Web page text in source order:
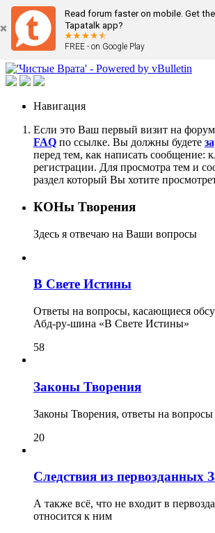
Read forum faster on mobile. Get
Tapatalk app?
FREE - on Google Play
Навигация
Если это Ваш первый визит на
FAQ по ссылке. Вы должны будете
перед тем, как написать сообщение:
регистрации. Для просмотра тем и
раздел который Вы хотите
КОНы Творения
Здесь я отвечаю на Ваши вопросы
В Свете Истины
Ответы на вопросы, касающиеся
Абд-ру-шина «В Свете Истины»
58
Законы Творения
Законы Творения, ответы на вопросы
20
Следствия из первозданных
А также всё, что не входит в
относится к ним